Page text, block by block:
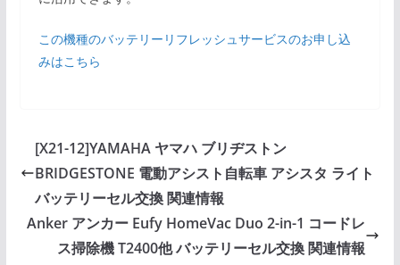
この機種のバッテリーリフレッシュサービスのお申し込
みはこちら
[X21-12]YAMAHA ヤマハ ブリヂストン
BRIDGESTONE 電動アシスト自転車 アシスタ ライト
バッテリーセル交換 関連情報
Anker アンカー Eufy HomeVac Duo 2-in-1 コードレ
ス掃除機 T2400他 バッテリーセル交換 関連情報